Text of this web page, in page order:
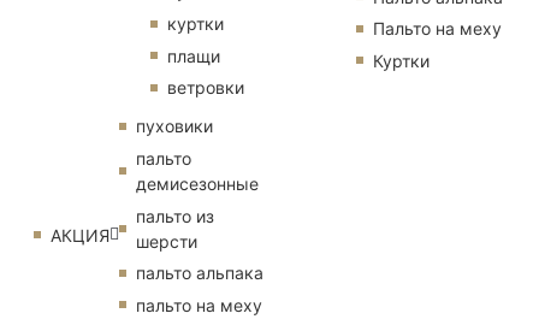
куртки
плащи
ветровки
АКЦИЯ
пуховики
пальто
демисезонные
пальто из
шерсти
пальто альпака
пальто на меху
Пальто на меху
Куртки